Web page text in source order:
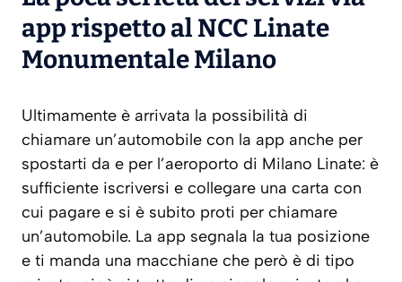
app rispetto al NCC Linate
Monumentale Milano
Ultimamente è arrivata la possibilità di
chiamare un’automobile con la app anche per
spostarti da e per l’aeroporto di Milano Linate: è
sufficiente iscriversi e collegare una carta con
cui pagare e si è subito proti per chiamare
un’automobile. La app segnala la tua posizione
e ti manda una macchiane che però è di tipo